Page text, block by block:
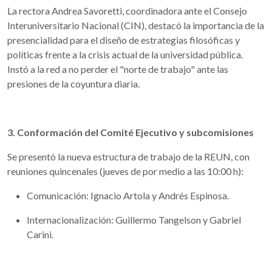
La rectora Andrea Savoretti, coordinadora ante el Consejo
Interuniversitario Nacional (CIN), destacó la importancia de la
presencialidad para el diseño de estrategias filosóficas y
políticas frente a la crisis actual de la universidad pública.
Instó a la red a no perder el "norte de trabajo" ante las
presiones de la coyuntura diaria.
3. Conformación del Comité Ejecutivo y subcomisiones
Se presentó la nueva estructura de trabajo de la REUN, con
reuniones quincenales (jueves de por medio a las 10:00 h):
Comunicación: Ignacio Artola y Andrés Espinosa.
Internacionalización: Guillermo Tangelson y Gabriel
Carini.